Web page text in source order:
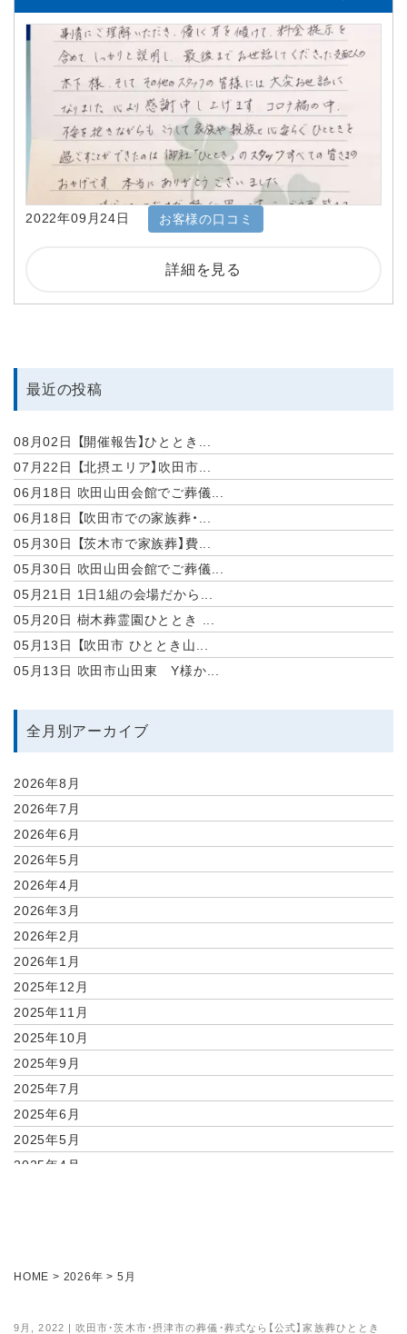
9月, 2022 | 吹田市・茨木市・摂津市の葬儀・葬式なら【公式】家族葬ひととき
2022年09月24日 お客様の口コミ
詳細を見る
最近の投稿
08月02日
【開催報告】ひととき...
07月22日
【北摂エリア】吹田市...
06月18日 吹田山田会館でご葬儀...
06月18日
【吹田市での家族葬・...
05月30日
【茨木市で家族葬】費...
05月30日 吹田山田会館でご葬儀...
05月21日 1日1組の会場だから...
05月20日 樹木葬霊園ひととき ...
05月13日
【吹田市 ひととき山...
05月13日 吹田市山田東 Y様か...
全月別アーカイブ
2026年8月
2026年7月
2026年6月
2026年5月
2026年4月
2026年3月
2026年2月
2026年1月
2025年12月
2025年11月
2025年10月
2025年9月
2025年7月
2025年6月
2025年5月
2025年4月
HOME > 2026年 >5月